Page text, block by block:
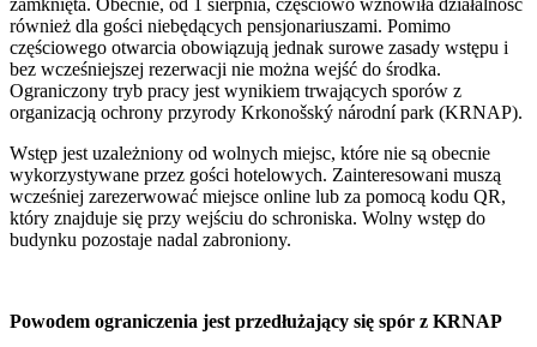
również dla gości niebędących pensjonariuszami. Pomimo
częściowego otwarcia obowiązują jednak surowe zasady wstępu i
bez wcześniejszej rezerwacji nie można wejść do środka.
Ograniczony tryb pracy jest wynikiem trwających sporów z
organizacją ochrony przyrody Krkonošský národní park (KRNAP).
Wstęp jest uzależniony od wolnych miejsc, które nie są obecnie
wykorzystywane przez gości hotelowych. Zainteresowani muszą
wcześniej zarezerwować miejsce online lub za pomocą kodu QR,
który znajduje się przy wejściu do schroniska. Wolny wstęp do
budynku pozostaje nadal zabroniony.
Powodem ograniczenia jest przedłużający się spór z KRNAP